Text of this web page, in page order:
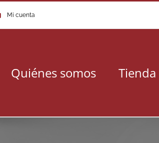
Mi cuenta
Quiénes somos Tienda